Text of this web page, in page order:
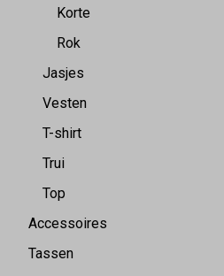
Korte
Rok
Jasjes
Vesten
T-shirt
Trui
Top
Accessoires
Tassen